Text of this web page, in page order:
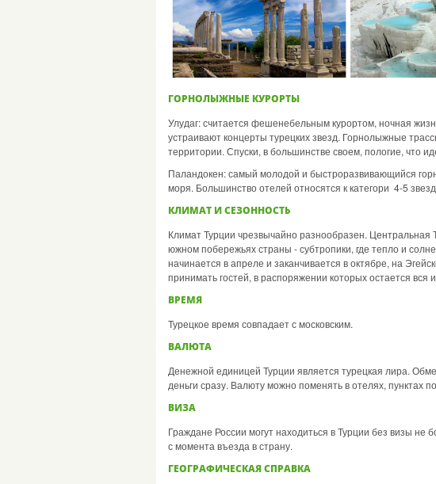
ГОРНОЛЫЖНЫЕ КУРОРТЫ
Улудаг: считается фешенебельным курортом, ночная
устраивают концерты турецких звезд. Горнолыжные
территории. Спуски, в большинстве своем, пологие, что
Паландокен: самый молодой и быстроразвивающийся
моря. Большинство отелей относятся к категори 4-5
КЛИМАТ И СЕЗОННОСТЬ
Климат Турции чрезвычайно разнообразен. Центральная
южном побережьях страны - субтропики, где тепло и
начинается в апреле и заканчивается в октябре, на
принимать гостей, в распоряжении которых остается
ВРЕМЯ
Турецкое время совпадает с московским.
ВАЛЮТА
Денежной единицей Турции является турецкая лира.
деньги сразу. Валюту можно поменять в отелях, пунктах
ВИЗА
Граждане России могут находиться в Турции без визы
с момента въезда в страну.
ГЕОГРАФИЧЕСКАЯ СПРАВКА